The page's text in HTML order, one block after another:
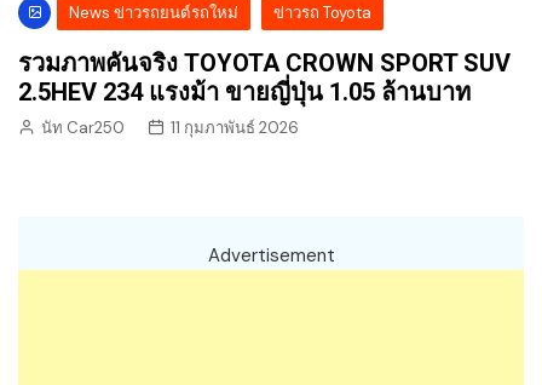
News ข่าวรถยนต์รถใหม่ ข่าวรถ Toyota
รวมภาพคันจริง TOYOTA CROWN SPORT SUV
2.5HEV 234 แรงม้า ขายญี่ปุ่น 1.05 ล้านบาท
นัท Car250 11 กุมภาพันธ์ 2026
Advertisement